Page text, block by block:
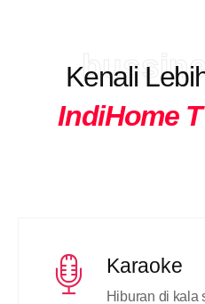
Kenali
IndiHome
Karaoke
Hiburan di kala